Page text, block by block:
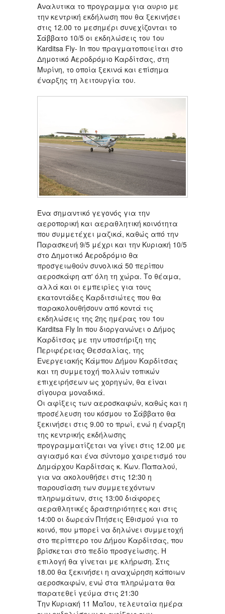
Αναλυτικα το προγραμμα για αυριο με
την κεντρική εκδήλωση που θα ξεκινήσει
στις 12.00 το μεσημέρι συνεχίζονται το
Σάββατο 10/5 οι εκδηλώσεις του 1ου
Karditsa Fly- In που πραγματοποιείται στο
Δημοτικό Αεροδρόμιο Καρδίτσας, στη
Μυρίνη, το οποία ξεκινά και επίσημα
έναρξης τη λειτουργία του.
Ένα σημαντικό γεγονός για την
αεροπορική και αεραθλητική κοινότητα
που συμμετέχει μαζικά, καθώς από την
Παρασκευή 9/5 μέχρι και την Κυριακή 10/5
στο Δημοτικό Αεροδρόμιο θα
προσγειωθούν συνολικά 50 περίπου
αεροσκάφη απ' όλη τη χώρα. Το θέαμα,
αλλά και οι εμπειρίες για τους
εκατοντάδες Καρδιτσιώτες που θα
παρακολουθήσουν από κοντά τις
εκδηλώσεις της 2ης ημέρας του 1ου
Karditsa Fly In που διοργανώνει ο Δήμος
Καρδίτσας με την υποστήριξη της
Περιφέρειας Θεσσαλίας, της
Ενεργειακής Κάμπου Δήμου Καρδίτσας
και τη συμμετοχή πολλών τοπικών
επιχειρήσεων ως χορηγών, θα είναι
σίγουρα μοναδικά.
Οι αφίξεις των αεροσκαφών, καθώς και η
προσέλευση του κόσμου το Σάββατο θα
ξεκινήσει στις 9.00 το πρωί, ενώ η έναρξη
της κεντρικής εκδήλωσης
προγραμματίζεται να γίνει στις 12.00 με
αγιασμό και ένα σύντομο χαιρετισμό του
Δημάρχου Καρδίτσας κ. Κων. Παπαλού,
για να ακολουθήσει στις 12:30 η
παρουσίαση των συμμετεχόντων
πληρωμάτων, στις 13:00 διάφορες
αεραθλητικές δραστηριότητες και στις
14:00 οι δωρεάν Πτήσεις Εθισμού για το
κοινό, που μπορεί να δηλώνει συμμετοχή
στο περίπτερο του Δήμου Καρδίτσας, που
βρίσκεται στο πεδίο προσγείωσης. Η
επιλογή θα γίνεται με κλήρωση. Στις
18.00 θα ξεκινήσει η αναχώρηση κάποιων
αεροσκαφών, ενώ στα πληρώματα θα
παρατεθεί γεύμα στις 21:30
Την Κυριακή 11 Μαΐου, τελευταία ημέρα